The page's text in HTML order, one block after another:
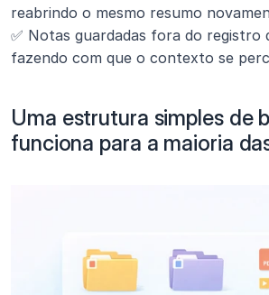
reabrindo o mesmo resumo
✅ Notas guardadas fora do registro
fazendo com que o contexto se
Uma estrutura simples de
funciona para a maioria